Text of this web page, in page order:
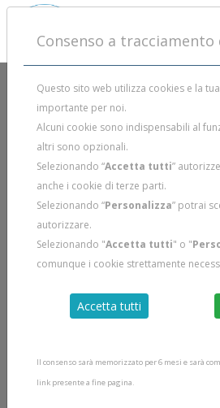
Consenso a tracciamento
Questo sito web utilizza cookies e la
importante per noi.
Alcuni cookie sono indispensabili al
altri sono opzionali.
Selezionando “Accetta tutti”
anche i cookie di terze parti.
Selezionando “Personalizza” potrai
autorizzare.
Selezionando "Accetta tutti" o "
comunque i cookie strettamente
Accetta tutti
Il consenso sarà memorizzato per 6 mesi e sarà
link presente a fine pagina.